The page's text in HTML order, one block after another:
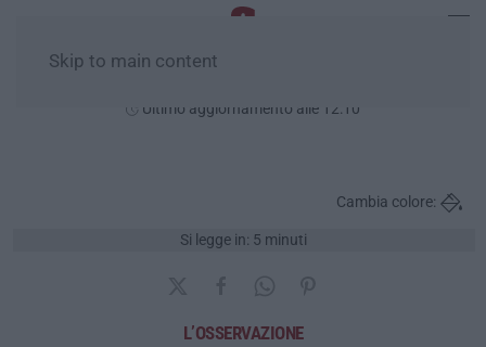
Skip to main content
Ultimo aggiornamento alle 12:10
Si legge in: 5 minuti
Cambia colore:
L’OSSERVAZIONE